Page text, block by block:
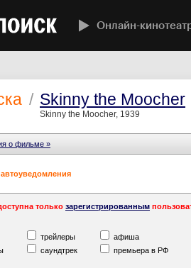
Онлайн-
/ Skinny the Moocher
Skinny the Moocher, 1939
o фильме »
только зарегистрированным
трейлеры
афиша
саундтрек премьера в РФ